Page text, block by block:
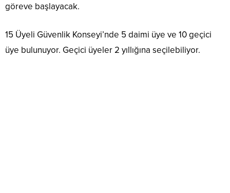
göreve başlayacak.
15 Üyeli Güvenlik Konseyi’nde 5 daimi üye ve 10 geçici
üye bulunuyor. Geçici üyeler 2 yıllığına seçilebiliyor.